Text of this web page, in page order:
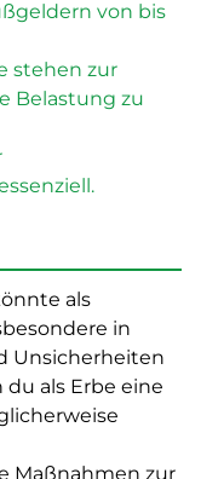
von bis
stehen zur
Belastung zu
als
in
Unsicherheiten
als Erbe eine
Maßnahmen zur